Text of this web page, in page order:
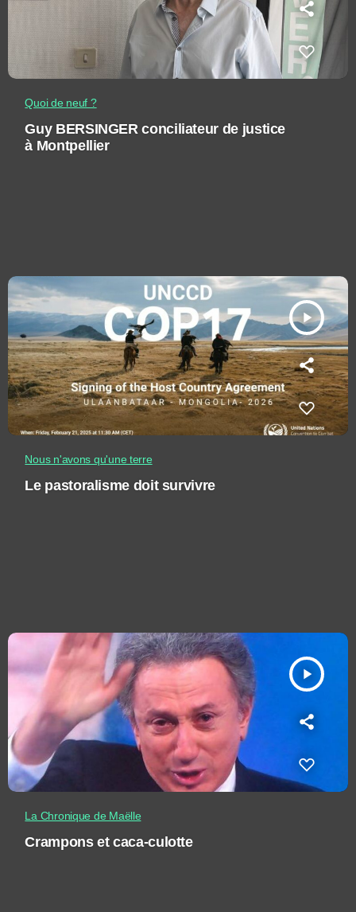
Quoi de neuf ?
Guy BERSINGER conciliateur de justice
à Montpellier
play_arrow
Nous n'avons qu'une terre
Le pastoralisme doit survivre
play_arrow
La Chronique de Maëlle
Crampons et caca-culotte